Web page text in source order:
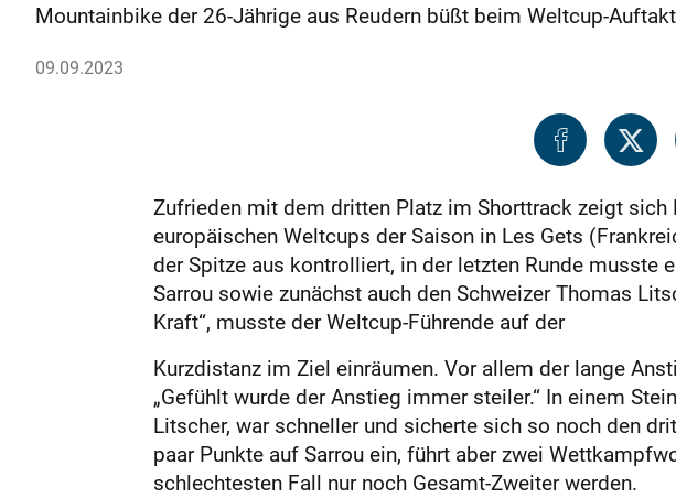
Mountainbike der 26-Jährige aus Reudern büßt beim Weltcup-
09.09.2023
Zufrieden mit dem dritten Platz im Shorttrack zeigt
europäischen Weltcups der Saison in Les Gets
der Spitze aus kontrolliert, in der letzten Runde musste
Sarrou sowie zunächst auch den Schweizer Thomas
Kraft“, musste der Weltcup-Führende auf der
Kurzdistanz im Ziel einräumen. Vor allem der lange
„Gefühlt wurde der Anstieg immer steiler.“ In einem
Litscher, war schneller und sicherte sich so noch den
paar Punkte auf Sarrou ein, führt aber zwei
schlechtesten Fall nur noch Gesamt-Zweiter werden.